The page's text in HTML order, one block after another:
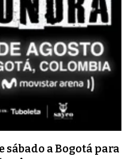
sábado a Bogotá para